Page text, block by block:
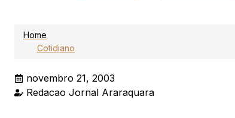
Home
Cotidiano
novembro 21, 2003
Redacao Jornal Araraquara